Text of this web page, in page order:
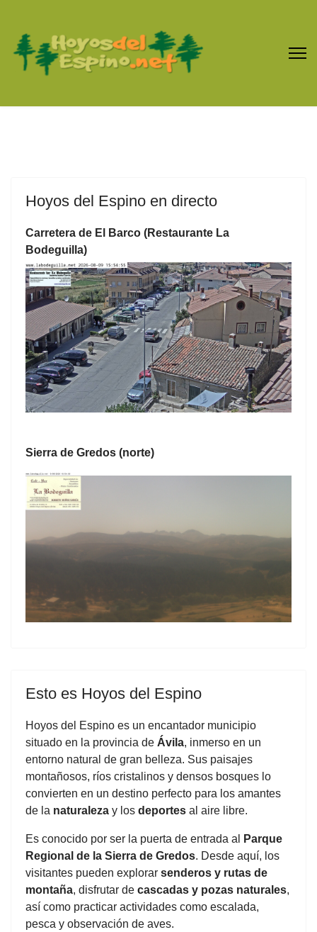
Hoyos del Espino en directo
Carretera de El Barco (Restaurante La
Bodeguilla)
Sierra de Gredos (norte)
Esto es Hoyos del Espino
Hoyos del Espino es un encantador municipio
situado en la provincia de Ávila, inmerso en un
entorno natural de gran belleza. Sus paisajes
montañosos, ríos cristalinos y densos bosques lo
convierten en un destino perfecto para los amantes
de la naturaleza y los deportes al aire libre.
Es conocido por ser la puerta de entrada al
Parque
Regional de la Sierra de Gredos. Desde aquí, los
visitantes pueden explorar senderos y rutas de
montaña, disfrutar de cascadas y pozas naturales,
así como practicar actividades como escalada,
pesca y observación de aves.